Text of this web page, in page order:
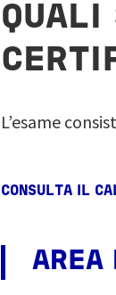
QUALI
L’esame
CONSULTA IL
AREA